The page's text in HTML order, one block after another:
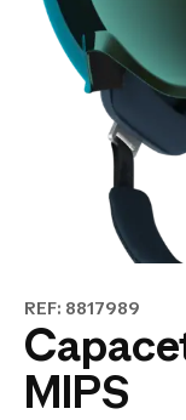
REF: 8817989
MIPS